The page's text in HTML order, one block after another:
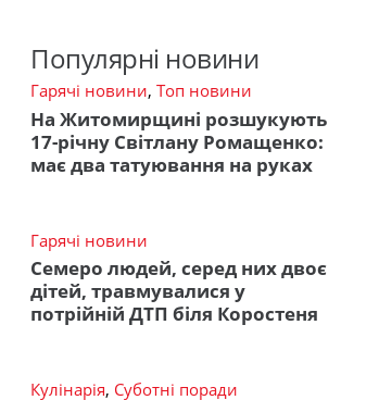
Популярні новини
Гарячі новини, Топ новини
На Житомирщині розшукують
17-річну Світлану Ромащенко:
має два татуювання на руках
Гарячі новини
Семеро людей, серед них двоє
дітей, травмувалися у
потрійній ДТП біля Коростеня
Кулінарія, Суботні поради